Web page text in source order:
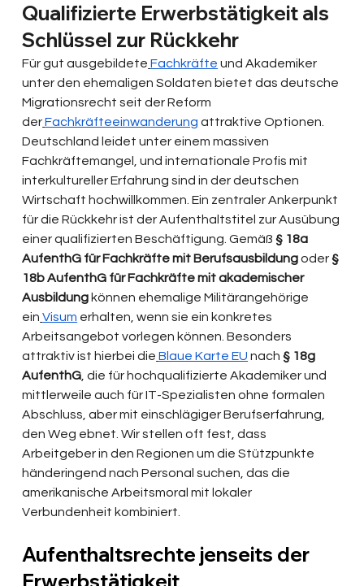
Qualifizierte Erwerbstätigkeit als
Schlüssel zur Rückkehr
Für gut ausgebildete Fachkräfte und Akademiker
unter den ehemaligen Soldaten bietet das deutsche
Migrationsrecht seit der Reform
derFachkräfteeinwanderung attraktive Optionen.
Deutschland leidet unter einem massiven
Fachkräftemangel, und internationale Profis mit
interkultureller Erfahrung sind in der deutschen
Wirtschaft hochwillkommen. Ein zentraler Ankerpunkt
für die Rückkehr ist der Aufenthaltstitel zur Ausübung
einer qualifizierten Beschäftigung. Gemäß § 18a
AufenthG für Fachkräfte mit Berufsausbildung oder §
18b AufenthG für Fachkräfte mit akademischer
Ausbildung können ehemalige Militärangehörige
ein Visum erhalten, wenn sie ein konkretes
Arbeitsangebot vorlegen können. Besonders
attraktiv ist hierbei die Blaue Karte EU nach § 18g
AufenthG , die für hochqualifizierte Akademiker und
mittlerweile auch für IT-Spezialisten ohne formalen
Abschluss, aber mit einschlägiger Berufserfahrung,
den Weg ebnet. Wir stellen oft fest, dass
Arbeitgeber in den Regionen um die Stützpunkte
händeringend nach Personal suchen, das die
amerikanische Arbeitsmoral mit lokaler
Verbundenheit kombiniert.
Aufenthaltsrechte jenseits der